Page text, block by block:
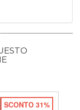
SCONTO 31%